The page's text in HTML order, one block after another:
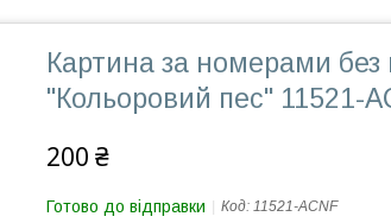
Картина за номерами без
"Кольоровий пес" 11521-
200 ₴
Готово до відправки Код: 11521-ACNF